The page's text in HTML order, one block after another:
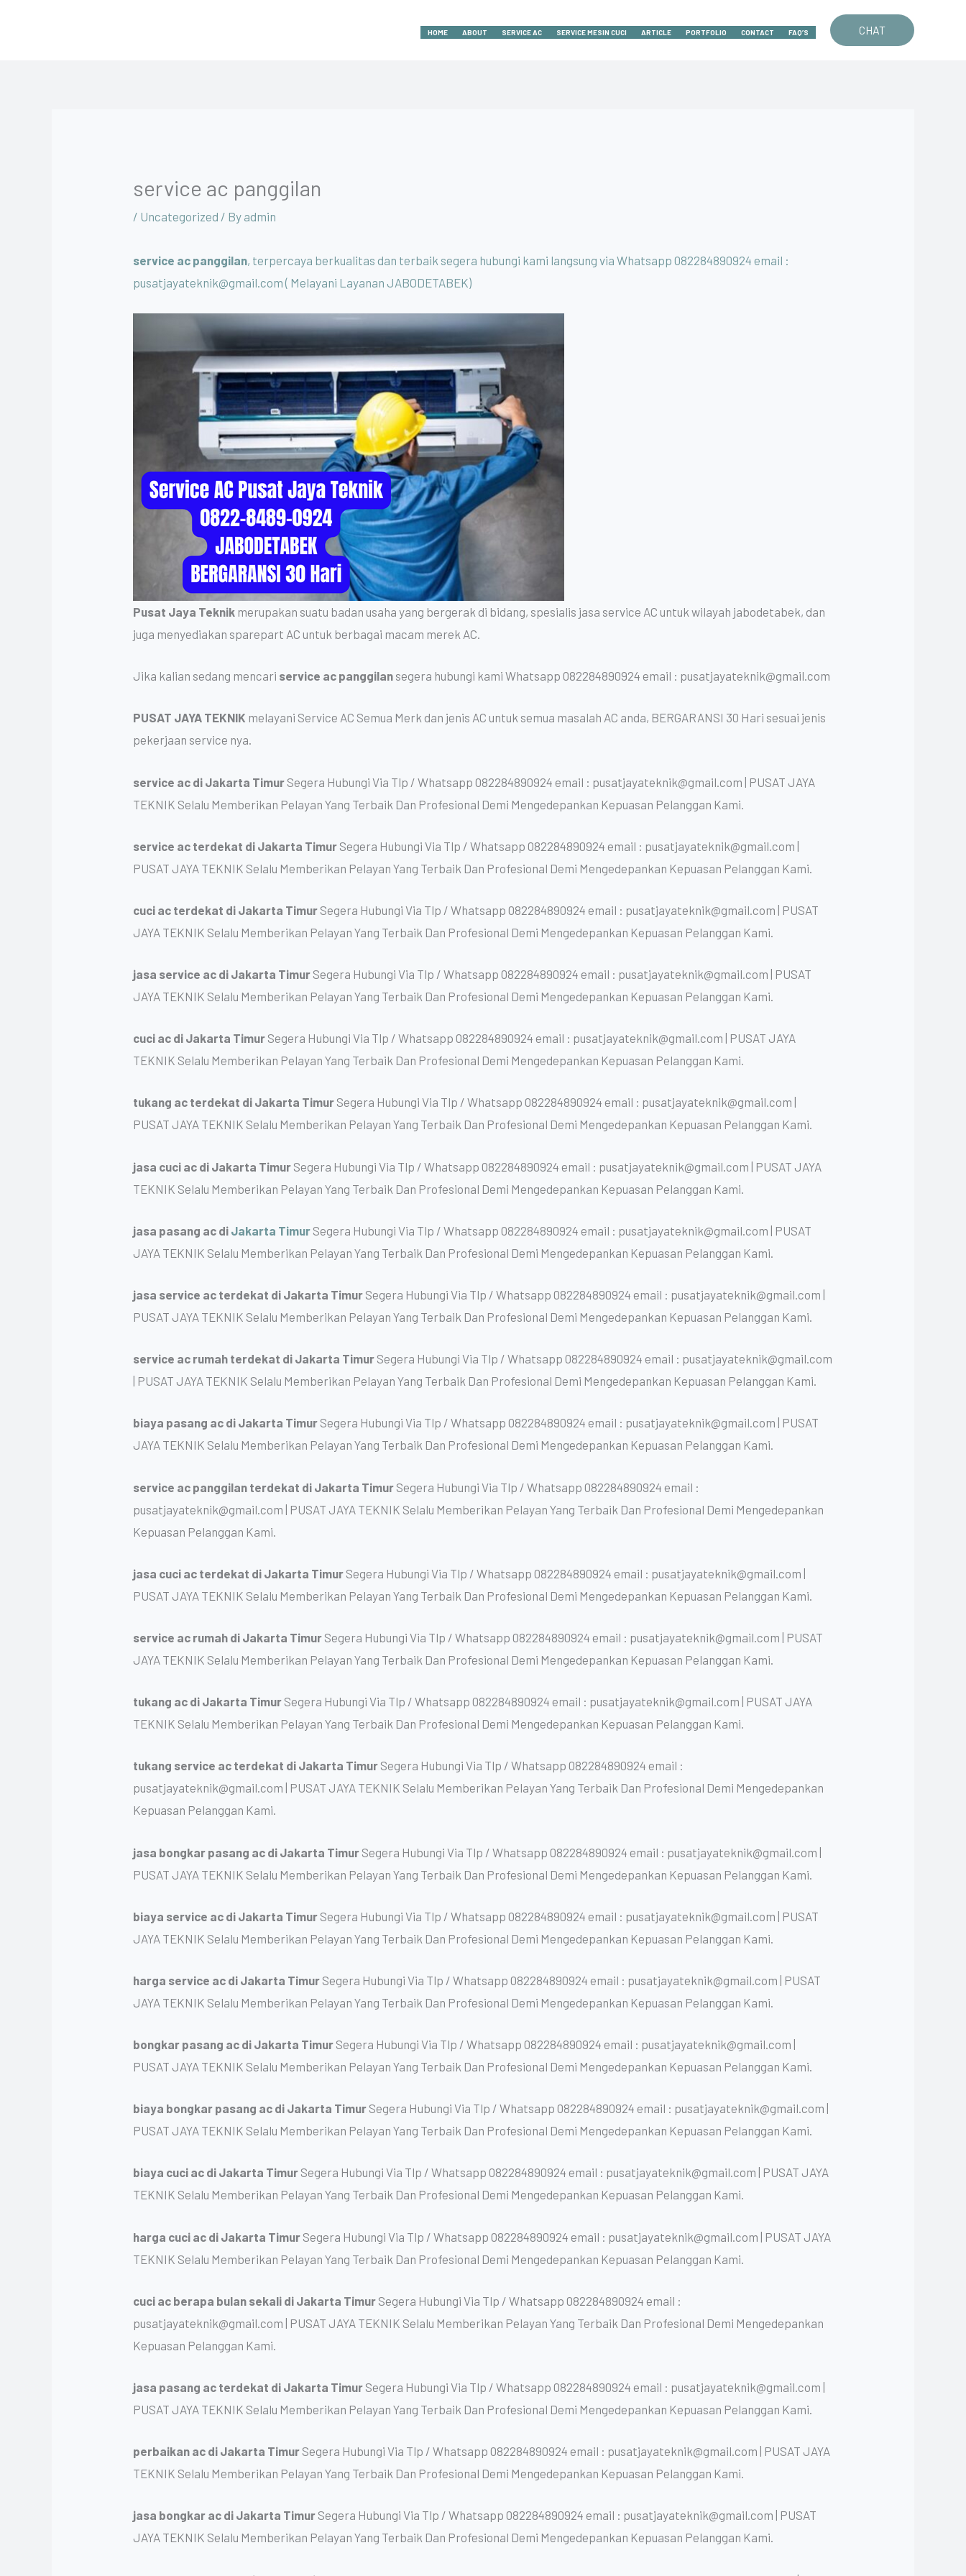
HOME ABOUT SERVICE AC SERVICE MESIN CUCI ARTICLE PORTFOLIO CONTACT FAQ’S CHAT
service ac panggilan
/ Uncategorized / By admin
service ac panggilan, terpercaya berkualitas dan terbaik segera hubungi kami langsung via Whatsapp 082284890924 email :
pusatjayateknik@gmail.com ( Melayani Layanan JABODETABEK)
Pusat Jaya Teknik merupakan suatu badan usaha yang bergerak di bidang, spesialis jasa service AC untuk wilayah jabodetabek, dan
juga menyediakan sparepart AC untuk berbagai macam merek AC.
Jika kalian sedang mencari service ac panggilan segera hubungi kami Whatsapp 082284890924 email : pusatjayateknik@gmail.com
PUSAT JAYA TEKNIK melayani Service AC Semua Merk dan jenis AC untuk semua masalah AC anda, BERGARANSI 30 Hari sesuai jenis
pekerjaan service nya.
service ac di Jakarta Timur Segera Hubungi Via Tlp / Whatsapp 082284890924 email : pusatjayateknik@gmail.com | PUSAT JAYA
TEKNIK Selalu Memberikan Pelayan Yang Terbaik Dan Profesional Demi Mengedepankan Kepuasan Pelanggan Kami.
service ac terdekat di Jakarta Timur Segera Hubungi Via Tlp / Whatsapp 082284890924 email : pusatjayateknik@gmail.com |
PUSAT JAYA TEKNIK Selalu Memberikan Pelayan Yang Terbaik Dan Profesional Demi Mengedepankan Kepuasan Pelanggan Kami.
cuci ac terdekat di Jakarta Timur Segera Hubungi Via Tlp / Whatsapp 082284890924 email : pusatjayateknik@gmail.com | PUSAT
JAYA TEKNIK Selalu Memberikan Pelayan Yang Terbaik Dan Profesional Demi Mengedepankan Kepuasan Pelanggan Kami.
jasa service ac di Jakarta Timur Segera Hubungi Via Tlp / Whatsapp 082284890924 email : pusatjayateknik@gmail.com | PUSAT
JAYA TEKNIK Selalu Memberikan Pelayan Yang Terbaik Dan Profesional Demi Mengedepankan Kepuasan Pelanggan Kami.
cuci ac di Jakarta Timur Segera Hubungi Via Tlp / Whatsapp 082284890924 email : pusatjayateknik@gmail.com | PUSAT JAYA
TEKNIK Selalu Memberikan Pelayan Yang Terbaik Dan Profesional Demi Mengedepankan Kepuasan Pelanggan Kami.
tukang ac terdekat di Jakarta Timur Segera Hubungi Via Tlp / Whatsapp 082284890924 email : pusatjayateknik@gmail.com |
PUSAT JAYA TEKNIK Selalu Memberikan Pelayan Yang Terbaik Dan Profesional Demi Mengedepankan Kepuasan Pelanggan Kami.
jasa cuci ac di Jakarta Timur Segera Hubungi Via Tlp / Whatsapp 082284890924 email : pusatjayateknik@gmail.com | PUSAT JAYA
TEKNIK Selalu Memberikan Pelayan Yang Terbaik Dan Profesional Demi Mengedepankan Kepuasan Pelanggan Kami.
jasa pasang ac di Jakarta Timur Segera Hubungi Via Tlp / Whatsapp 082284890924 email : pusatjayateknik@gmail.com | PUSAT
JAYA TEKNIK Selalu Memberikan Pelayan Yang Terbaik Dan Profesional Demi Mengedepankan Kepuasan Pelanggan Kami.
jasa service ac terdekat di Jakarta Timur Segera Hubungi Via Tlp / Whatsapp 082284890924 email : pusatjayateknik@gmail.com |
PUSAT JAYA TEKNIK Selalu Memberikan Pelayan Yang Terbaik Dan Profesional Demi Mengedepankan Kepuasan Pelanggan Kami.
service ac rumah terdekat di Jakarta Timur Segera Hubungi Via Tlp / Whatsapp 082284890924 email : pusatjayateknik@gmail.com
| PUSAT JAYA TEKNIK Selalu Memberikan Pelayan Yang Terbaik Dan Profesional Demi Mengedepankan Kepuasan Pelanggan Kami.
biaya pasang ac di Jakarta Timur Segera Hubungi Via Tlp / Whatsapp 082284890924 email : pusatjayateknik@gmail.com | PUSAT
JAYA TEKNIK Selalu Memberikan Pelayan Yang Terbaik Dan Profesional Demi Mengedepankan Kepuasan Pelanggan Kami.
service ac panggilan terdekat di Jakarta Timur Segera Hubungi Via Tlp / Whatsapp 082284890924 email :
pusatjayateknik@gmail.com | PUSAT JAYA TEKNIK Selalu Memberikan Pelayan Yang Terbaik Dan Profesional Demi Mengedepankan
Kepuasan Pelanggan Kami.
jasa cuci ac terdekat di Jakarta Timur Segera Hubungi Via Tlp / Whatsapp 082284890924 email : pusatjayateknik@gmail.com |
PUSAT JAYA TEKNIK Selalu Memberikan Pelayan Yang Terbaik Dan Profesional Demi Mengedepankan Kepuasan Pelanggan Kami.
service ac rumah di Jakarta Timur Segera Hubungi Via Tlp / Whatsapp 082284890924 email : pusatjayateknik@gmail.com | PUSAT
JAYA TEKNIK Selalu Memberikan Pelayan Yang Terbaik Dan Profesional Demi Mengedepankan Kepuasan Pelanggan Kami.
tukang ac di Jakarta Timur Segera Hubungi Via Tlp / Whatsapp 082284890924 email : pusatjayateknik@gmail.com | PUSAT JAYA
TEKNIK Selalu Memberikan Pelayan Yang Terbaik Dan Profesional Demi Mengedepankan Kepuasan Pelanggan Kami.
tukang service ac terdekat di Jakarta Timur Segera Hubungi Via Tlp / Whatsapp 082284890924 email :
pusatjayateknik@gmail.com | PUSAT JAYA TEKNIK Selalu Memberikan Pelayan Yang Terbaik Dan Profesional Demi Mengedepankan
Kepuasan Pelanggan Kami.
jasa bongkar pasang ac di Jakarta Timur Segera Hubungi Via Tlp / Whatsapp 082284890924 email : pusatjayateknik@gmail.com |
PUSAT JAYA TEKNIK Selalu Memberikan Pelayan Yang Terbaik Dan Profesional Demi Mengedepankan Kepuasan Pelanggan Kami.
biaya service ac di Jakarta Timur Segera Hubungi Via Tlp / Whatsapp 082284890924 email : pusatjayateknik@gmail.com | PUSAT
JAYA TEKNIK Selalu Memberikan Pelayan Yang Terbaik Dan Profesional Demi Mengedepankan Kepuasan Pelanggan Kami.
harga service ac di Jakarta Timur Segera Hubungi Via Tlp / Whatsapp 082284890924 email : pusatjayateknik@gmail.com | PUSAT
JAYA TEKNIK Selalu Memberikan Pelayan Yang Terbaik Dan Profesional Demi Mengedepankan Kepuasan Pelanggan Kami.
bongkar pasang ac di Jakarta Timur Segera Hubungi Via Tlp / Whatsapp 082284890924 email : pusatjayateknik@gmail.com |
PUSAT JAYA TEKNIK Selalu Memberikan Pelayan Yang Terbaik Dan Profesional Demi Mengedepankan Kepuasan Pelanggan Kami.
biaya bongkar pasang ac di Jakarta Timur Segera Hubungi Via Tlp / Whatsapp 082284890924 email : pusatjayateknik@gmail.com |
PUSAT JAYA TEKNIK Selalu Memberikan Pelayan Yang Terbaik Dan Profesional Demi Mengedepankan Kepuasan Pelanggan Kami.
biaya cuci ac di Jakarta Timur Segera Hubungi Via Tlp / Whatsapp 082284890924 email : pusatjayateknik@gmail.com | PUSAT JAYA
TEKNIK Selalu Memberikan Pelayan Yang Terbaik Dan Profesional Demi Mengedepankan Kepuasan Pelanggan Kami.
harga cuci ac di Jakarta Timur Segera Hubungi Via Tlp / Whatsapp 082284890924 email : pusatjayateknik@gmail.com | PUSAT JAYA
TEKNIK Selalu Memberikan Pelayan Yang Terbaik Dan Profesional Demi Mengedepankan Kepuasan Pelanggan Kami.
cuci ac berapa bulan sekali di Jakarta Timur Segera Hubungi Via Tlp / Whatsapp 082284890924 email :
pusatjayateknik@gmail.com | PUSAT JAYA TEKNIK Selalu Memberikan Pelayan Yang Terbaik Dan Profesional Demi Mengedepankan
Kepuasan Pelanggan Kami.
jasa pasang ac terdekat di Jakarta Timur Segera Hubungi Via Tlp / Whatsapp 082284890924 email : pusatjayateknik@gmail.com |
PUSAT JAYA TEKNIK Selalu Memberikan Pelayan Yang Terbaik Dan Profesional Demi Mengedepankan Kepuasan Pelanggan Kami.
perbaikan ac di Jakarta Timur Segera Hubungi Via Tlp / Whatsapp 082284890924 email : pusatjayateknik@gmail.com | PUSAT JAYA
TEKNIK Selalu Memberikan Pelayan Yang Terbaik Dan Profesional Demi Mengedepankan Kepuasan Pelanggan Kami.
jasa bongkar ac di Jakarta Timur Segera Hubungi Via Tlp / Whatsapp 082284890924 email : pusatjayateknik@gmail.com | PUSAT
JAYA TEKNIK Selalu Memberikan Pelayan Yang Terbaik Dan Profesional Demi Mengedepankan Kepuasan Pelanggan Kami.